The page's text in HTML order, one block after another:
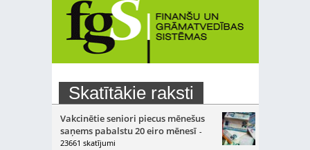
Skatītākie raksti
Vakcinētie seniori piecus mēnešus
saņems pabalstu 20 eiro mēnesī -
23661 skatījumi